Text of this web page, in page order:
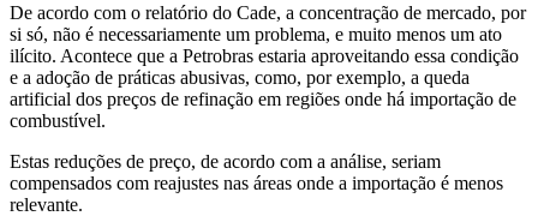
De acordo com o relatório do Cade, a concentração de mercado, por
si só, não é necessariamente um problema, e muito menos um ato
ilícito. Acontece que a Petrobras estaria aproveitando essa condição
e a adoção de práticas abusivas, como, por exemplo, a queda
artificial dos preços de refinação em regiões onde há importação de
combustível.
Estas reduções de preço, de acordo com a análise, seriam
compensados com reajustes nas áreas onde a importação é menos
relevante.